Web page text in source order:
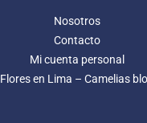
Nosotros
Contacto
Mi cuenta personal
Flores en Lima – Camelias